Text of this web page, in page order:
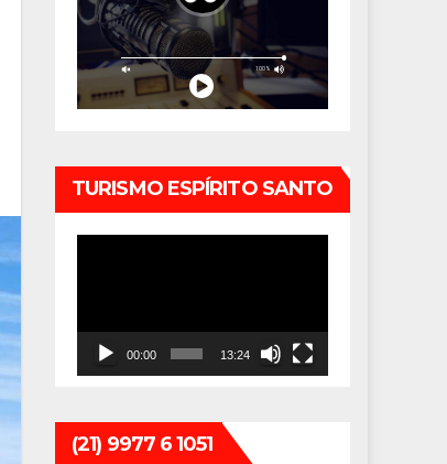
TURISMO ESPÍRITO SANTO
00:00 13:24
(21) 9977 6 1051